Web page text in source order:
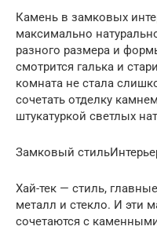
Камень в замковых
максимально
разного размера и
смотрится галька и
комната не стала
сочетать отделку
штукатуркой светлых
Замковый
Хай-тек — стиль,
металл и стекло. И эти
сочетаются с